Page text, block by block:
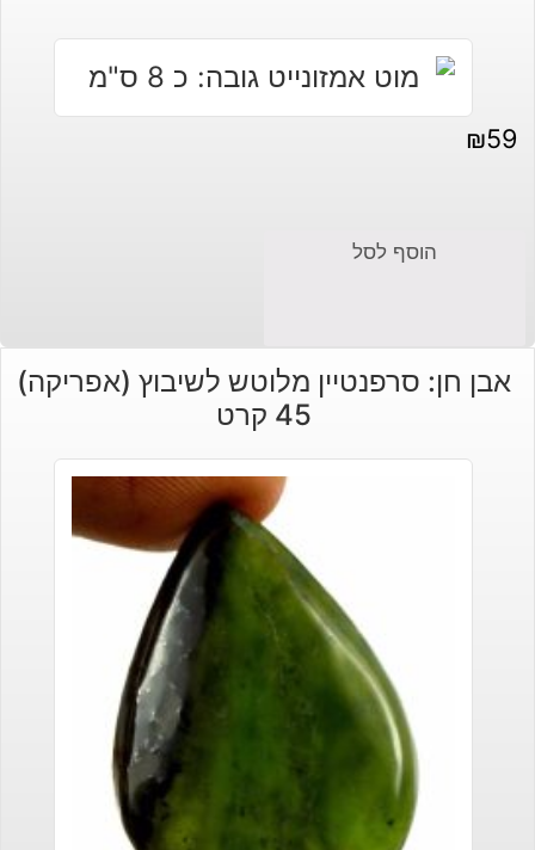
₪59
הוסף לסל
אבן חן: סרפנטיין מלוטש לשיבוץ (אפריקה)
45 קרט